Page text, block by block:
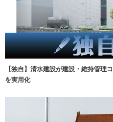
【独自】清水建設が建設・維持管理
を実用化